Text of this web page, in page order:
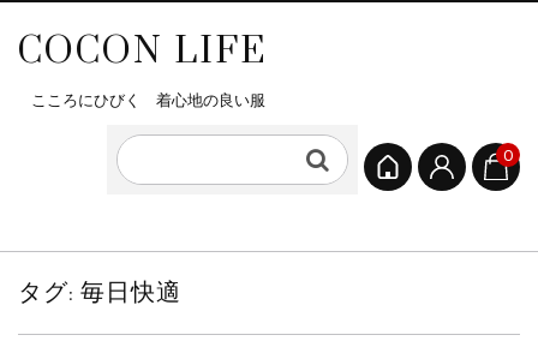
COCON LIFE
こころにひびく 着心地の良い服
0
タグ:毎日快適